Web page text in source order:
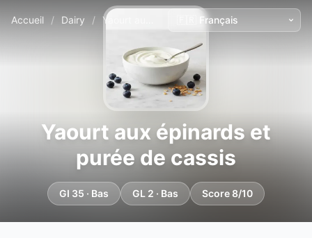
Accueil / Dairy / Yaourt aux épinards et purée de cassis
Yaourt aux épinards et
purée de cassis
GI 35 · Bas GL 2 · Bas Score 8/10